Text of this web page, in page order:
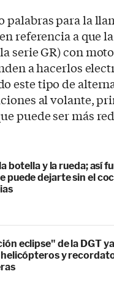
para la
referencia a que
serie GR) con
a hacerlos
este tipo de
al volante,
puede ser más
botella y la rueda; así
puede dejarte sin el
eclipse" de la DGT
y